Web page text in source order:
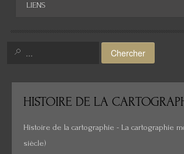
Amérique
Histoire de la cartographie
LIENS
Chercher
HISTOIRE DE LA
Histoire de la cartographie - La cartographie
siècle)